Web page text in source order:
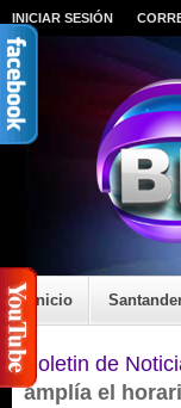
INICIAR SESIÓN
Inicio
Boletin de
amplía el